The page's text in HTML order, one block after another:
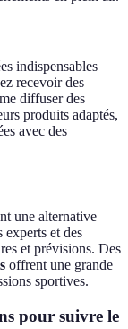
indispensables
recevoir des
diffuser des
produits adaptés,
avec des
une alternative
et des
et prévisions. Des
offrent une grande
sportives.
pour suivre le